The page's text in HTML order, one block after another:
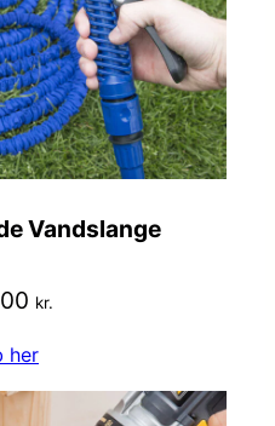
Vandslange
kr.
her